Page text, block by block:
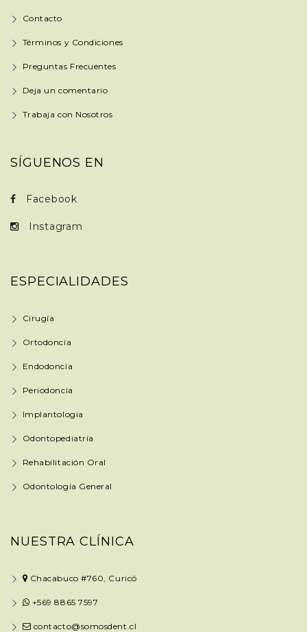
Contacto
Términos y Condiciones
Preguntas Frecuentes
Deja un comentario
Trabaja con Nosotros
SÍGUENOS EN
Facebook
Instagram
ESPECIALIDADES
Cirugía
Ortodoncia
Endodoncia
Periodoncia
Implantologia
Odontopediatría
Rehabilitación Oral
Odontología General
NUESTRA CLÍNICA
Chacabuco #760, Curicó
+569 8865 7597
contacto@somosdent.cl